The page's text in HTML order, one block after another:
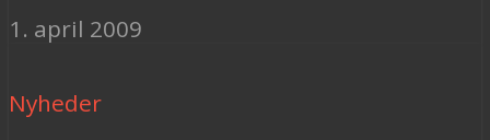
1. april 2009
Nyheder